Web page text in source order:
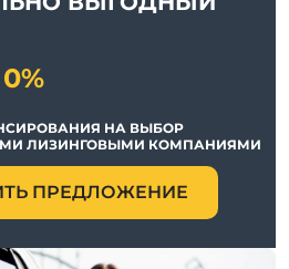
НА ВЫБОР
ЛИЗИНГОВЫМИ КОМПАНИЯМИ
ПРЕДЛОЖЕНИЕ